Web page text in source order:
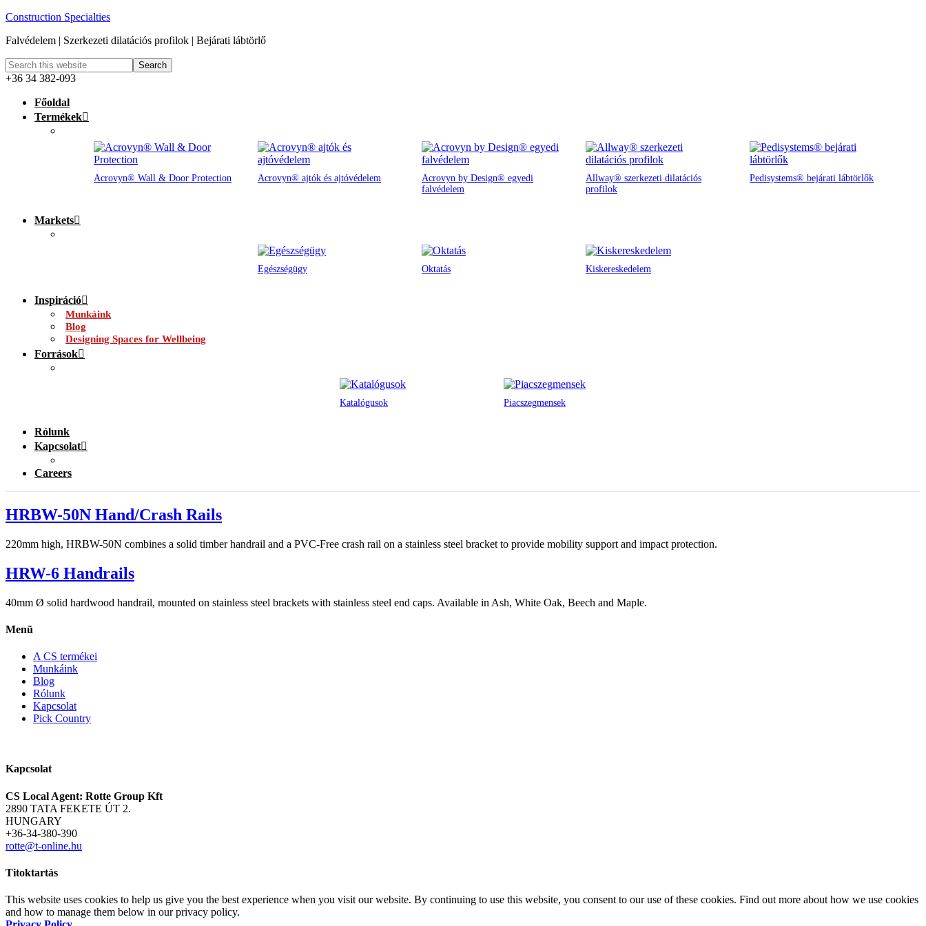
Construction Specialties
Falvédelem | Szerkezeti dilatációs profilok | Bejárati lábtörlő
+36 34 382-093
Főoldal
Termékek
Acrovyn® Wall & Door Protection Acrovyn® ajtók és ajtóvédelem
Acrovyn by Design® egyedi
falvédelem
Allway® szerkezeti dilatációs
profilok
Pedisystems® bejárati lábtörlők
Markets
Egészségügy Oktatás Kiskereskedelem
Inspiráció
Munkáink
Blog
Designing Spaces for Wellbeing
Források
Katalógusok Piacszegmensek
Rólunk
Kapcsolat
Careers
HRBW-50N Hand/Crash Rails
220mm high, HRBW-50N combines a solid timber handrail and a PVC-Free crash rail on a stainless steel bracket to provide mobility support and impact protection.
HRW-6 Handrails
40mm Ø solid hardwood handrail, mounted on stainless steel brackets with stainless steel end caps. Available in Ash, White Oak, Beech and Maple.
Menü
A CS termékei
Munkáink
Blog
Rólunk
Kapcsolat
Pick Country
Kapcsolat
CS Local Agent: Rotte Group Kft
2890 TATA FEKETE ÚT 2.
HUNGARY
+36-34-380-390
rotte@t-online.hu
Titoktartás
This website uses cookies to help us give you the best experience when you visit our website. By continuing to use this website, you consent to our use of these cookies. Find out more about how we use cookies
and how to manage them below in our privacy policy.